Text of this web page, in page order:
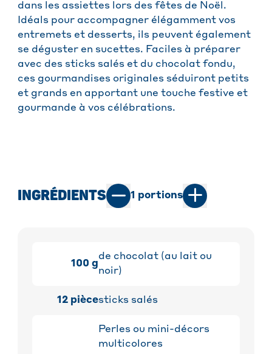
dans les assiettes lors des fêtes de Noël.
Idéals pour accompagner élégamment vos
entremets et desserts, ils peuvent également
se déguster en sucettes. Faciles à préparer
avec des sticks salés et du chocolat fondu,
ces gourmandises originales séduiront petits
et grands en apportant une touche festive et
gourmande à vos célébrations.
INGRÉDIENTS 1 portions
100 g
de chocolat (au lait ou
noir)
12 piècesticks salés
Perles ou mini-décors
multicolores